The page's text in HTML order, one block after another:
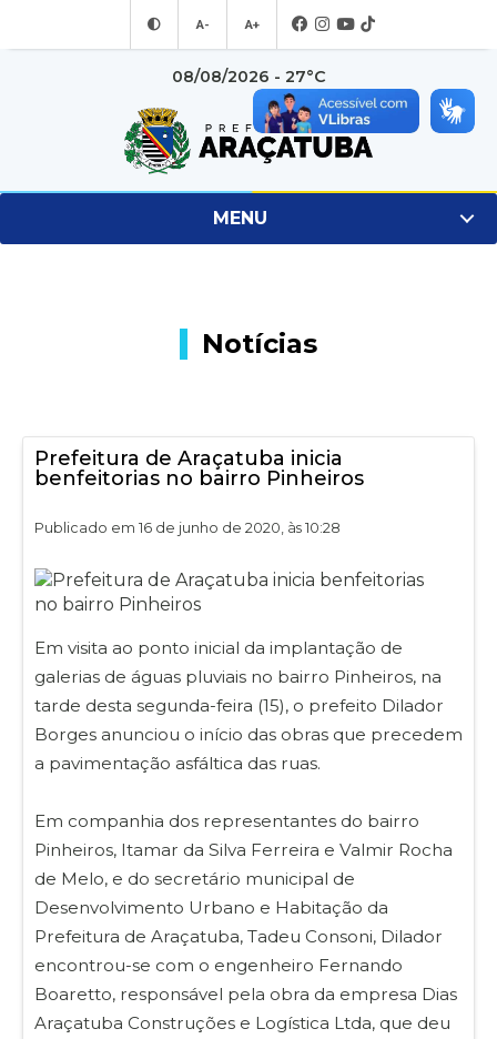
A- A+
08/08/2026 - 27°C
MENU
Notícias
Prefeitura de Araçatuba inicia
benfeitorias no bairro Pinheiros
Publicado em 16 de junho de 2020, às 10:28
Em visita ao ponto inicial da implantação de
galerias de águas pluviais no bairro Pinheiros, na
tarde desta segunda-feira (15), o prefeito Dilador
Borges anunciou o início das obras que precedem
a pavimentação asfáltica das ruas.
Em companhia dos representantes do bairro
Pinheiros, Itamar da Silva Ferreira e Valmir Rocha
de Melo, e do secretário municipal de
Desenvolvimento Urbano e Habitação da
Prefeitura de Araçatuba, Tadeu Consoni, Dilador
encontrou-se com o engenheiro Fernando
Boaretto, responsável pela obra da empresa Dias
Araçatuba Construções e Logística Ltda, que deu